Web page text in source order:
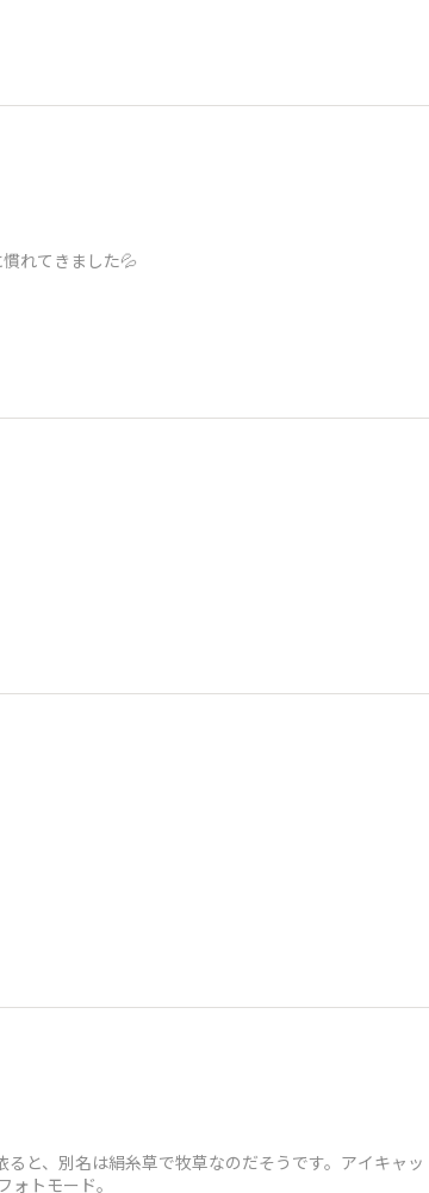
れてきました💦
と、別名は絹糸草で牧草なのだそうです。アイキャッ
トモード。